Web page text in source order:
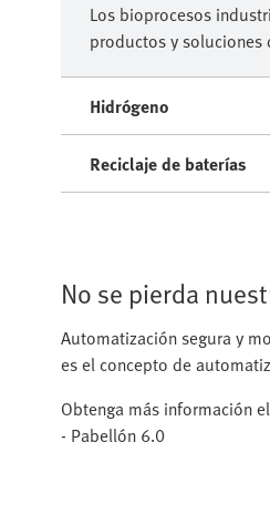
Los bioprocesos
productos y soluciones
Hidrógeno
Reciclaje de baterías
No se pierda
Automatización segura y
es el concepto de
Obtenga más información
- Pabellón 6.0